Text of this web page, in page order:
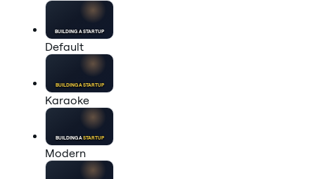
BUILDING ASTARTUP
Default
BUILDING ASTARTUP
Karaoke
BUILDING ASTARTUP
Modern